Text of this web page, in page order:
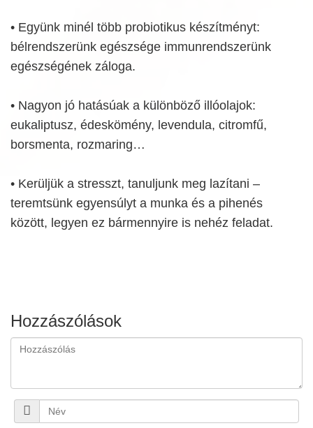
• Együnk minél több probiotikus készítményt:
bélrendszerünk egészsége immunrendszerünk
egészségének záloga.
• Nagyon jó hatásúak a különböző illóolajok:
eukaliptusz, édeskömény, levendula, citromfű,
borsmenta, rozmaring…
• Kerüljük a stresszt, tanuljunk meg lazítani –
teremtsünk egyensúlyt a munka és a pihenés
között, legyen ez bármennyire is nehéz feladat.
Hozzászólások